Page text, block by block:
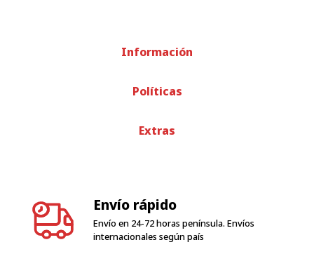
Información
Políticas
Extras
Envío rápido
Envío en 24-72 horas península. Envíos
internacionales según país